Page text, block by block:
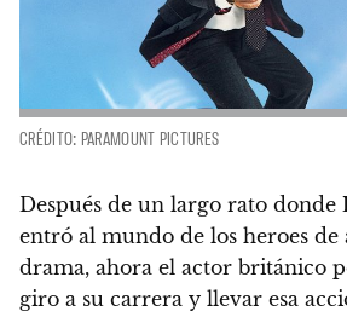
CRÉDITO: PARAMOUNT PICTURES
Después de un largo rato donde
entró al mundo de los heroes de
drama, ahora el actor británico
giro a su carrera y llevar esa